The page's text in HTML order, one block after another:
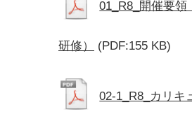
01_R8_開催要
研修） (PDF:155 KB)
02-1_R8_カリキ